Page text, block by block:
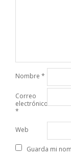
Nombre *
Correo
electrónico
*
Web
Guarda mi